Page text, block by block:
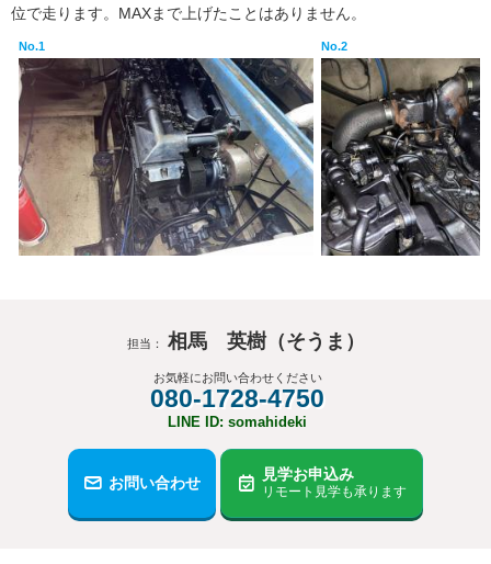
位で走ります。MAXまで上げたことはありません。
No.1 No.2
担当： 相馬 英樹（そうま）
お気軽にお問い合わせください
080-1728-4750
LINE ID: somahideki
お問い合わせ 見学お申込み
リモート見学も承ります